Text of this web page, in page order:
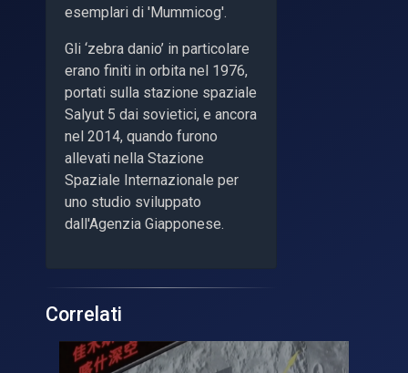
esemplari di 'Mummicog'.
Gli ‘zebra danio’ in particolare
erano finiti in orbita nel 1976,
portati sulla stazione spaziale
Salyut 5 dai sovietici, e ancora
nel 2014, quando furono
allevati nella Stazione
Spaziale Internazionale per
uno studio sviluppato
dall'Agenzia Giapponese.
Correlati